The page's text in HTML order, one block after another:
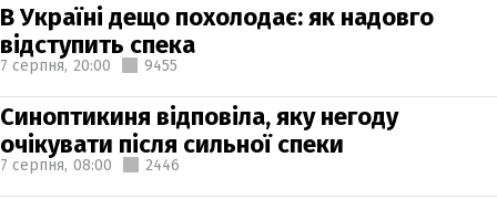
В Україні дещо похолодає: як надовго
відступить спека
7 серпня, 20:00 9455
Синоптикиня відповіла, яку негоду
очікувати після сильної спеки
7 серпня, 08:00 2446